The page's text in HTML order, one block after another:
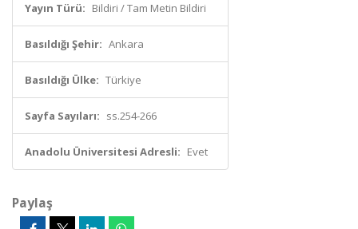
Yayın Türü: Bildiri / Tam Metin Bildiri
Basıldığı Şehir: Ankara
Basıldığı Ülke: Türkiye
Sayfa Sayıları: ss.254-266
Anadolu Üniversitesi Adresli: Evet
Paylaş